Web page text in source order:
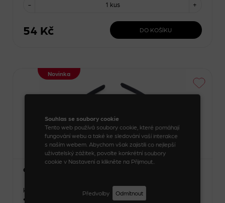
Souhlas se soubory cookie
Tento web používá soubory cookie, které pomáhají
fungování webu a také ke sledování vaší interakce
s naším webem. Abychom však zajistili co nejlepší
uživatelský zážitek, povolte konkrétní soubory
cookie v Nastavení a klikněte na Přijmout..
Předvolby Odmítnout
- +
1 kus
54 Kč DO KOŠÍKU
Novinka
Čelenka úzká
Kód zboží: 08079_6_14
• Benefity: nelámavé